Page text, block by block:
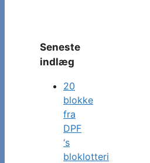
Seneste
indlæg
20
blokke
fra
DPF
‘s
bloklotteri